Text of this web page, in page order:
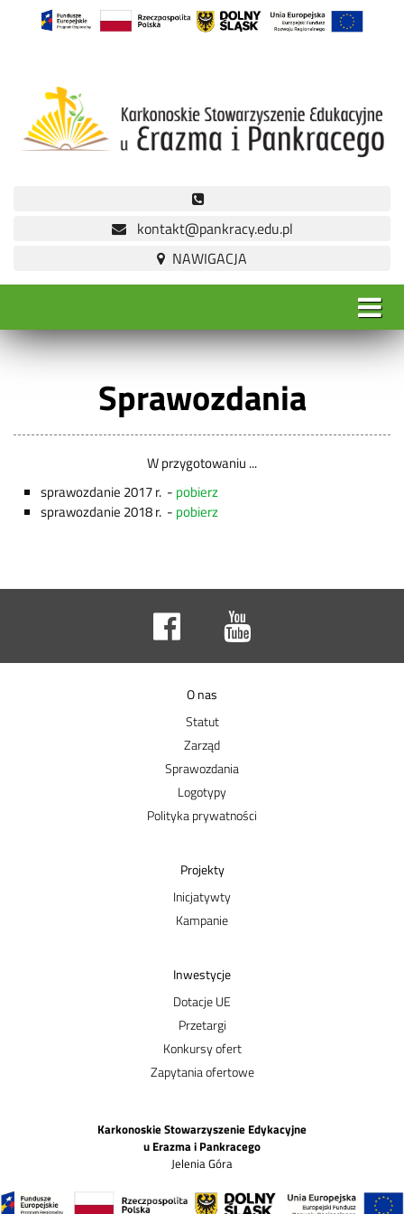
kontakt@pankracy.edu.pl
Sprawozdania
W przygotowaniu ...
sprawozdanie 2017 r. - pobierz
sprawozdanie 2018 r. - pobierz
O nas
Statut
Zarząd
Sprawozdania
Logotypy
Polityka prywatności
Projekty
Inicjatywty
Kampanie
Inwestycje
Dotacje UE
Przetargi
Konkursy ofert
Zapytania ofertowe
Karkonoskie Stowarzyszenie Edykacyjne
u Erazma i Pankracego
Jelenia Góra